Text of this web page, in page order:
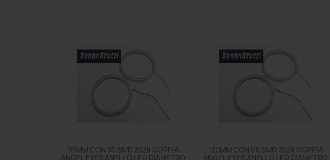
95MM CON 30 SMD 3528 COPPIA
ANGEL EYES ANELLO LED DIAMETRO
120MM CON 66 SMD 3528 COPPIA
ANGEL EYES ANELLO LED DIAMETRO